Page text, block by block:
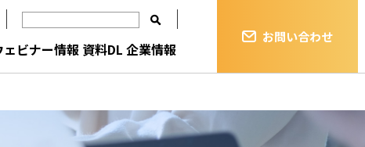
ェビナー情報 資料DL 企業情報
お問い合わせ